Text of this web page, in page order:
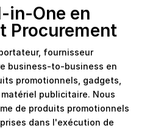
in-One en
Procurement
fournisseur
business-to-business en
promotionnels, gadgets,
publicitaire. Nous
de produits promotionnels
dans l'exécution de